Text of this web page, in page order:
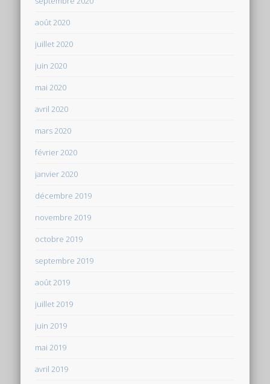
août 2020
juillet 2020
juin 2020
mai 2020
avril 2020
mars 2020
février 2020
janvier 2020
décembre 2019
novembre 2019
octobre 2019
septembre 2019
août 2019
juillet 2019
juin 2019
mai 2019
avril 2019